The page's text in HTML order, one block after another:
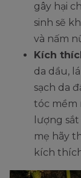
gây hại
sinh sẽ
và nấm
Kích
da dầu,
sạch da
tóc mềm
lượng
mẹ hãy
kích